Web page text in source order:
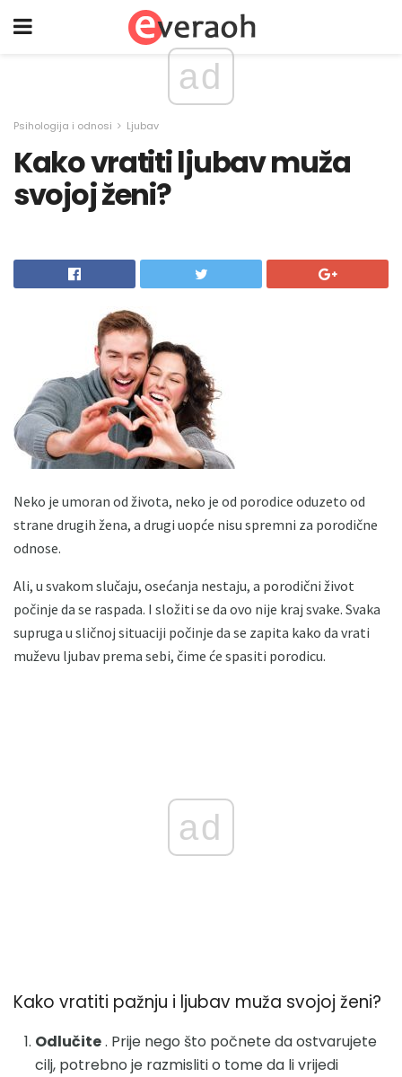
ad
Psihologija i odnosi Ljubav
Kako vratiti ljubav muža
svojoj ženi?
Neko je umoran od života, neko je od porodice oduzeto od
strane drugih žena, a drugi uopće nisu spremni za porodične
odnose.
Ali, u svakom slučaju, osećanja nestaju, a porodični život
počinje da se raspada. I složiti se da ovo nije kraj svake. Svaka
supruga u sličnoj situaciji počinje da se zapita kako da vrati
muževu ljubav prema sebi, čime će spasiti porodicu.
ad
Kako vratiti pažnju i ljubav muža svojoj ženi?
Odlučite. Prije nego što počnete da ostvarujete
cilj, potrebno je razmisliti o tome da li vrijedi